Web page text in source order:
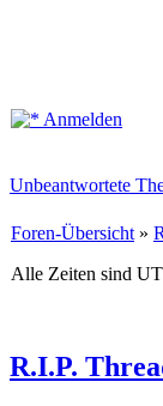
Anmelden
Unbeantwortete
Foren-Übersicht »
Alle Zeiten sind
R.I.P.